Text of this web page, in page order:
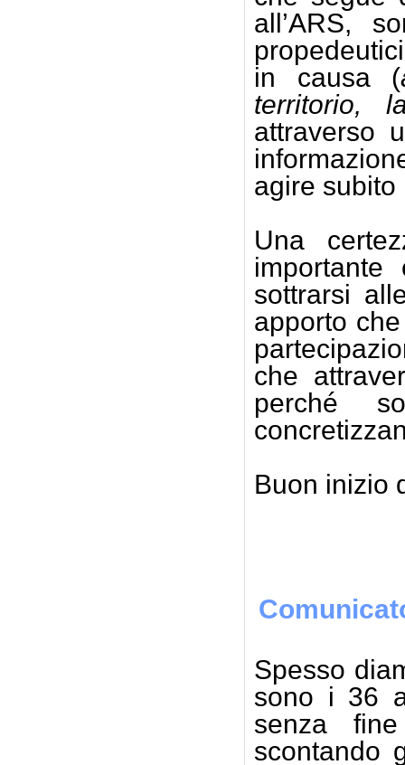
all’ARS,
in causa (
territorio,
attraverso
agire subito
Una
sottrarsi
apporto
che
perché
Buon inizio
Spesso
sono i 36
senza
scontando